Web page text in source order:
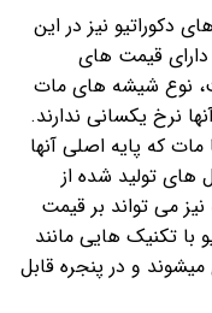
دکوراتیو نیز در این
قیمت های
نوع شیشه های مات
نرخ یکسانی ندارند.
که پایه اصلی آنها
های تولید شده از
می تواند بر قیمت
با تکنیک هایی مانند
و در پنجره قابل